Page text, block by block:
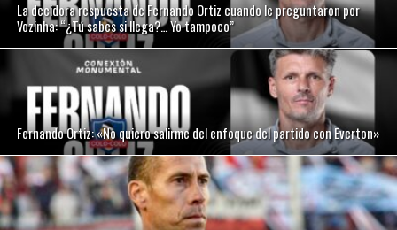
La decidora respuesta de Fernando Ortiz cuando le preguntaron por
Vozinha: “¿Tú sabes si llega?… Yo tampoco”
Fernando Ortiz: «No quiero salirme del enfoque del partido con Everton»